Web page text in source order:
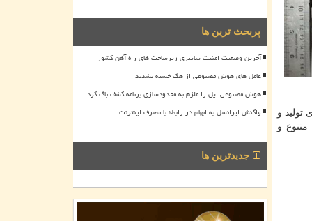
و
و
پربحث ترین ها
آخرین وضعیت امنیت سایبری زیرساخت های راه آهن کشور
عامل های هوش مصنوعی از هک خسته نشدند
هوش مصنوعی اپل را ملزم به محدودسازی برنامه کشف باگ کرد
واکنش ایرانسل به ابهام در رابطه با مصرف اینترنت
جدیدترین ها